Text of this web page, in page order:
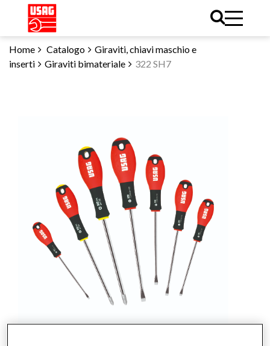
Home Catalogo
Giraviti, chiavi maschio e
inserti
Giraviti bimateriale 322 SH7